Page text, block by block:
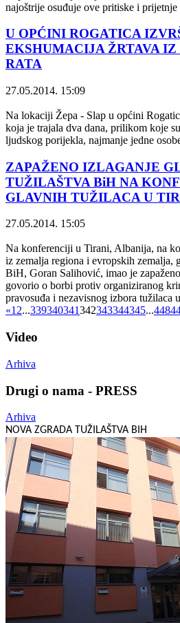
najoštrije osuđuje ove pritiske i prijetnje
U OPĆINI ROGATICA
EKSHUMACIJA ŽRTAVA
RATA
27.05.2014. 15:09
Na lokaciji Žepa - Slap u općini
koja je trajala dva dana, prilikom koje
ljudskog porijekla, najmanje jedne
ZAPAŽENO IZLAGANJE
TUŽILAŠTVA BiH NA
GLAVNIH TUŽILACA U
27.05.2014. 15:05
Na konferenciji u Tirani, Albanija, na
iz zemalja regiona i evropskih zemalja,
BiH, Goran Salihović, imao je
govorio o borbi protiv organiziranog
pravosuđa i nezavisnog izbora tužilaca
«12...339340341342343344345...448
Video
Arhiva
Drugi o nama - PRESS
Arhiva
NOVA ZGRADA TUŽILAŠTVA BIH